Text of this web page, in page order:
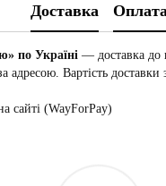
Доставка Оплата
по Україні — доставка до
адресою. Вартість доставки
сайті (WayForPay)